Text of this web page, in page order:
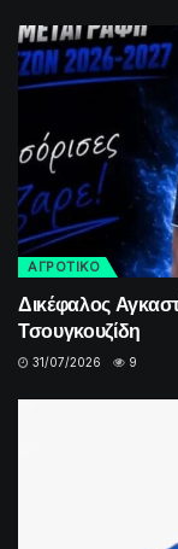
ΑΓΡΟΤΙΚΟ
Δικέφαλος
Τσουγκουζίδη
31/07/2026 9